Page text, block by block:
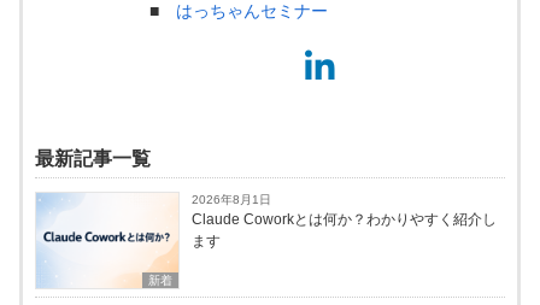
■ はっちゃんセミナー
最新記事一覧
新着
2026年8月1日
Claude Coworkとは何か？わかりやすく紹介し
ます